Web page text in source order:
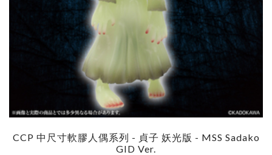
CCP 中尺寸軟膠人偶系列 - 貞子 妖光版 - MSS Sadako
GID Ver.